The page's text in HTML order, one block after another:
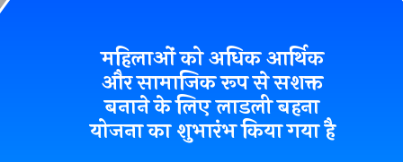
महिलाओं को अधिक आर्थिक
और सामाजिक रूप से सशक्त
बनाने के लिए लाडली बहना
योजना का शुभारंभ किया गया है